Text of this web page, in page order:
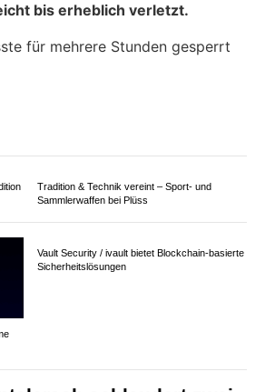
bis erheblich verletzt.
für mehrere Stunden gesperrt
Sammlerwaffen bei Plüss